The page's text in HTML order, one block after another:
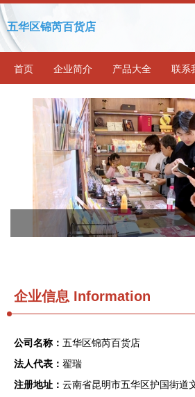
五华区锦芮百货店
首页 企业简介 产品大全 联系
企业信息 Information
公司名称： 五华区锦芮百货店
法人代表： 翟瑞
注册地址： 云南省昆明市五华区护国街道